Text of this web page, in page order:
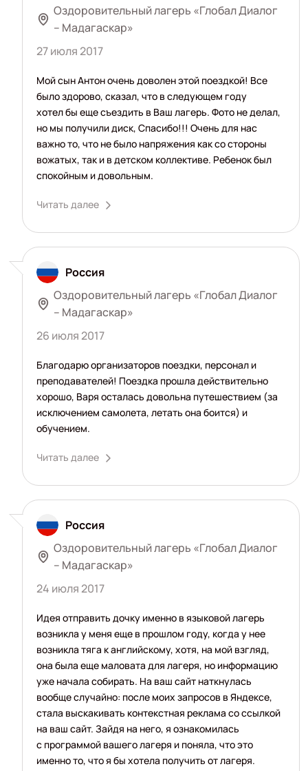
Оздоровительный лагерь «Глобал Диалог
– Мадагаскар»
27 июля 2017
Мой сын Антон очень доволен этой поездкой! Все
было здорово, сказал, что в следующем году
хотел бы еще съездить в Ваш лагерь. Фото не делал,
но мы получили диск, Спасибо!!! Очень для нас
важно то, что не было напряжения как со стороны
вожатых, так и в детском коллективе. Ребенок был
спокойным и довольным.
Читать далее
Россия
Оздоровительный лагерь «Глобал Диалог
– Мадагаскар»
26 июля 2017
Благодарю организаторов поездки, персонал и
преподавателей! Поездка прошла действительно
хорошо, Варя осталась довольна путешествием (за
исключением самолета, летать она боится) и
обучением.
Читать далее
Россия
Оздоровительный лагерь «Глобал Диалог
– Мадагаскар»
24 июля 2017
Идея отправить дочку именно в языковой лагерь
возникла у меня еще в прошлом году, когда у нее
возникла тяга к английскому, хотя, на мой взгляд,
она была еще маловата для лагеря, но информацию
уже начала собирать. На ваш сайт наткнулась
вообще случайно: после моих запросов в Яндексе,
стала выскакивать контекстная реклама со ссылкой
на ваш сайт. Зайдя на него, я ознакомилась
с программой вашего лагеря и поняла, что это
именно то, что я бы хотела получить от лагеря.